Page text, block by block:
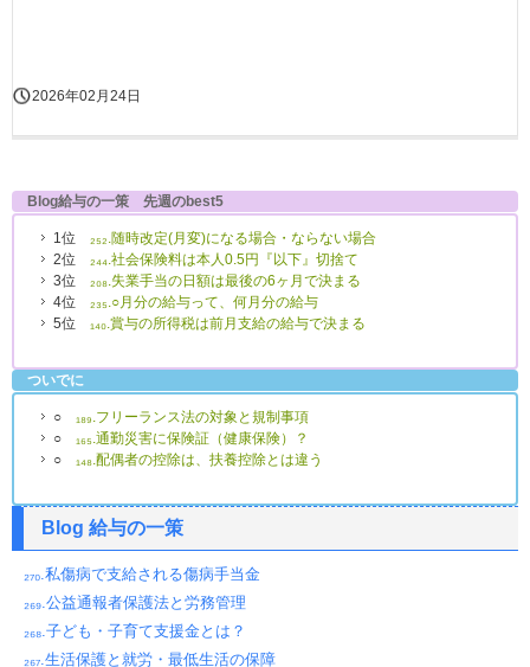
2026年02月24日
Blog給与の一策 先週のbest5
1位 ₂₅₂.随時改定(月変)になる場合・ならない場合
2位 ₂₄₄.社会保険料は本人0.5円『以下』切捨て
3位 ₂₀₈.失業手当の日額は最後の6ヶ月で決まる
4位 ₂₃₅.○月分の給与って、何月分の給与
5位 ₁₄₀.賞与の所得税は前月支給の給与で決まる
ついでに
○ ₁₈₉.フリーランス法の対象と規制事項
○ ₁₆₅.通勤災害に保険証（健康保険）？
○ ₁₄₈.配偶者の控除は、扶養控除とは違う
Blog 給与の一策
₂₇₀.私傷病で支給される傷病手当金
₂₆₉.公益通報者保護法と労務管理
₂₆₈.子ども・子育て支援金とは？
₂₆₇.生活保護と就労・最低生活の保障